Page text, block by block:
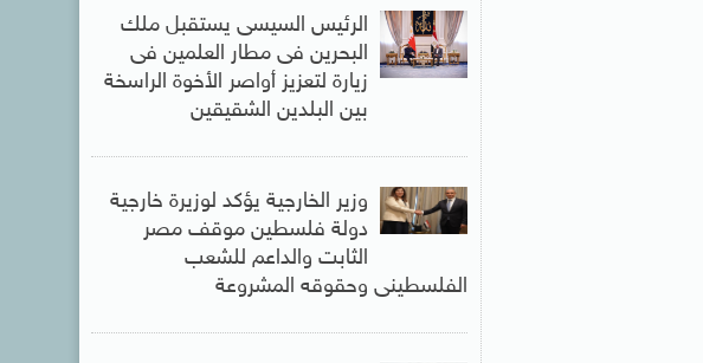
الرئيس السيسى يستقبل ملك
البحرين فى مطار العلمين فى
زيارة لتعزيز أواصر الأخوة الراسخة
بين البلدين الشقيقين
وزير الخارجية يؤكد لوزيرة خارجية
دولة فلسطين موقف مصر
الثابت والداعم للشعب
الفلسطينى وحقوقه المشروعة